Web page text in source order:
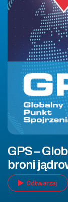
GPS –
broni
Odtwarzaj